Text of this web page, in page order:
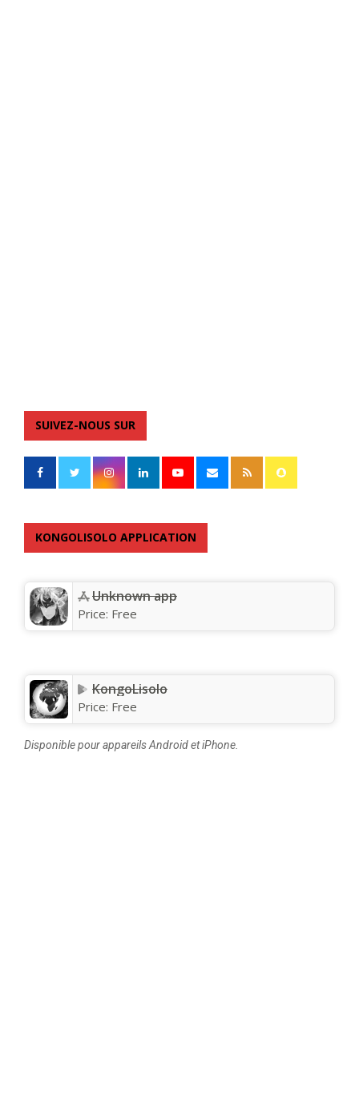
SUIVEZ-NOUS SUR
KONGOLISOLO APPLICATION
Unknown app
Price: Free
KongoLisolo
Price: Free
Disponible pour appareils Android et iPhone.